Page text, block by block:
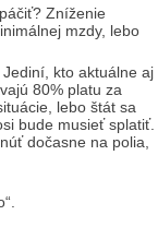
Zníženie
mzdy, lebo
kto aktuálne aj
80% platu za
lebo štát sa
bude musieť splatiť.
dočasne na polia,